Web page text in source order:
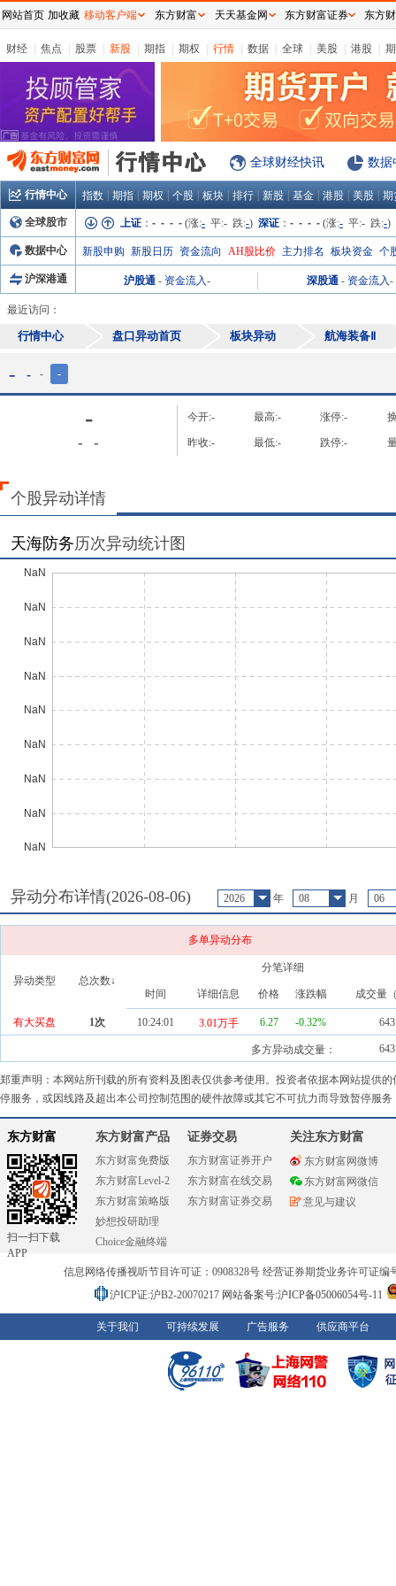
财经 焦点 股票 新股 期指 期权 行情 数据 全球 美股 港股
全球财经快讯 数据
行情中心 指数 期指 期权 个股 板块 排行 新股 基金 港股 美股 期
全球股市 上证 ： - - - - (涨:- 平:- 跌:-) 深证 ： - - - - (涨:- 平:- 跌:-)
数据中心 新股申购 新股日历 资金流向 AH股比价 主力排名 板块资金 个
沪深港通 沪股通 - 资金流入- 深股通 - 资金流入-
最近访问：
行情中心 盘口异动首页 板块异动 航海装备Ⅱ
- - - -
-
- -
今开:- 最高:- 涨停:-
昨收:- 最低:- 跌停:-
个股异动详情
天海防务历次异动统计图
异动分布详情(2026-08-06) 2026 年 08 月 06
多单异动分布
异动类型 总次数↓
分笔详细
时间 详细信息 价格 涨跌幅 成交量
有大买盘 1次 10:24:01 3.01万手 6.27 -0.32% 643
多方异动成交量： 643
郑重声明：本网站所刊载的所有资料及图表仅供参考使用。投资者依据本网站提供
停服务，或因线路及超出本公司控制范围的硬件故障或其它不可抗力而导致暂停服
东方财富
扫一扫下载
APP
东方财富产品
东方财富免费版
东方财富Level-2
东方财富策略版
妙想投研助理
Choice金融终端
证券交易
东方财富证券开户
东方财富在线交易
东方财富证券交易
关注东方财富
东方财富网微博
东方财富网微信
意见与建议
信息网络传播视听节目许可证：0908328号 经营证券期货业务许可证编
沪ICP证:沪B2-20070217 网站备案号:沪ICP备05006054号-11
关于我们 可持续发展 广告服务 供应商平台
网站首页 加收藏 移动客户端 东方财富 天天基金网 东方财富证券 东方